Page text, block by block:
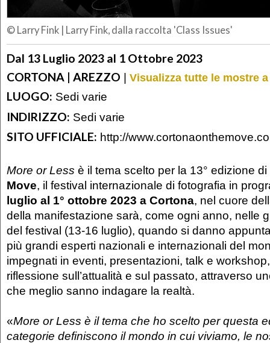
© Larry Fink Larry Fink, dalla raccolta 'Class Issues'
Dal 13 Luglio 2023 al 1 Ottobre 2023
CORTONA | AREZZO | Visualizza tutte le mostre a
LUOGO: Sedi varie
INDIRIZZO: Sedi varie
SITO UFFICIALE: http://
More or Less è il tema scelto per la 13° edizione di
Move, il festival internazionale di fotografia in
luglio al 1° ottobre 2023 a Cortona, nel cuore
della manifestazione sarà, come ogni anno, nelle
del festival (13-16 luglio), quando si danno
più grandi esperti nazionali e internazionali del
impegnati in eventi, presentazioni, talk e
riflessione sull’attualità e sul passato, attraverso
che meglio sanno indagare la realtà.
«More or Less è il tema che ho scelto per questa
categorie definiscono il mondo in cui viviamo, le